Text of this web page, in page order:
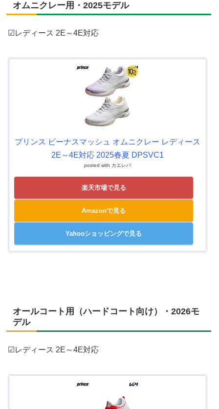
オムニクレー用・2025モデル
☑レディース 2E～4E対応
プリンス ビーナスマッシュ オムニクレー レディース
2E～4E対応 2025春夏 DPSVC1
posted with カエレバ
楽天市場で見る
Amazonで見る
Yahooショッピングで見る
オールコート用（ハードコート向け）・2026モ
デル
☑レディース 2E～4E対応